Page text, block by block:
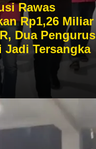
Rawas
Rp1,26 Miliar
Dua Pengurus
Jadi Tersangka